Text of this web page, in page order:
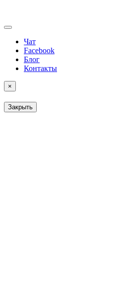
Чат
Facebook
Блог
Контакты
×
Закрыть